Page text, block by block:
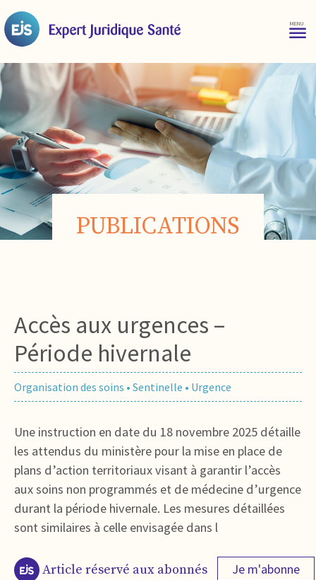
PUBLICATIONS
Accès aux urgences –
Période hivernale
Organisation des soins • Sentinelle • Urgence
Une instruction en date du 18 novembre 2025 détaille
les attendus du ministère pour la mise en place de
plans d’action territoriaux visant à garantir l’accès
aux soins non programmés et de médecine d’urgence
durant la période hivernale. Les mesures détaillées
sont similaires à celle envisagée dans l
Article réservé aux abonnés Je m'abonne